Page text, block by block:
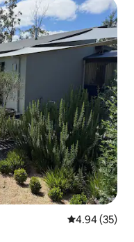
平均评分
4.94 (35)